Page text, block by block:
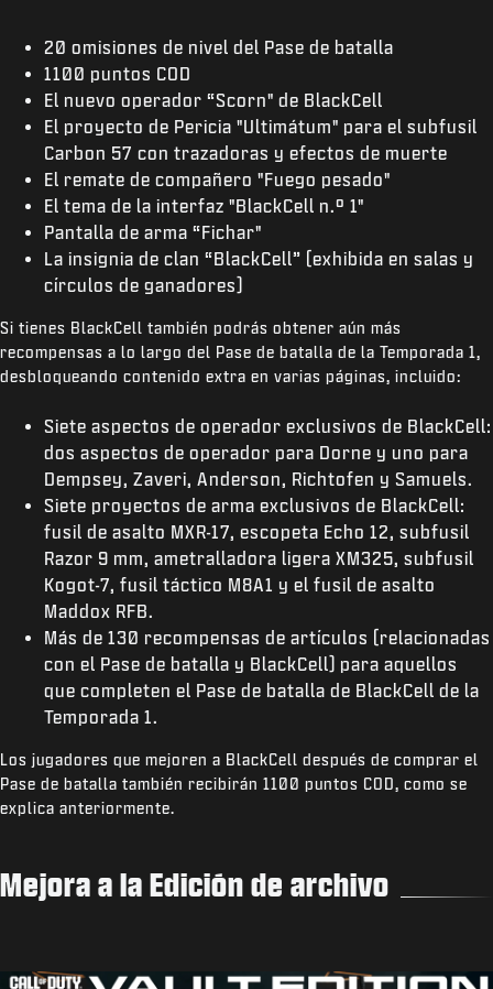
20 omisiones de nivel del Pase de batalla
1100 puntos COD
El nuevo operador “Scorn" de BlackCell
El proyecto de Pericia "Ultimátum" para el subfusil
Carbon 57 con trazadoras y efectos de muerte
El remate de compañero "Fuego pesado"
El tema de la interfaz "BlackCell n.º 1"
Pantalla de arma “Fichar"
La insignia de clan “BlackCell” (exhibida en salas y
círculos de ganadores)
Si tienes BlackCell también podrás obtener aún más
recompensas a lo largo del Pase de batalla de la Temporada 1,
desbloqueando contenido extra en varias páginas, incluido:
Siete aspectos de operador exclusivos de BlackCell:
dos aspectos de operador para Dorne y uno para
Dempsey, Zaveri, Anderson, Richtofen y Samuels.
Siete proyectos de arma exclusivos de BlackCell:
fusil de asalto MXR-17, escopeta Echo 12, subfusil
Razor 9 mm, ametralladora ligera XM325, subfusil
Kogot-7, fusil táctico M8A1 y el fusil de asalto
Maddox RFB.
Más de 130 recompensas de artículos (relacionadas
con el Pase de batalla y BlackCell) para aquellos
que completen el Pase de batalla de BlackCell de la
Temporada 1.
Los jugadores que mejoren a BlackCell después de comprar el
Pase de batalla también recibirán 1100 puntos COD, como se
explica anteriormente.
Mejora a la Edición de archivo